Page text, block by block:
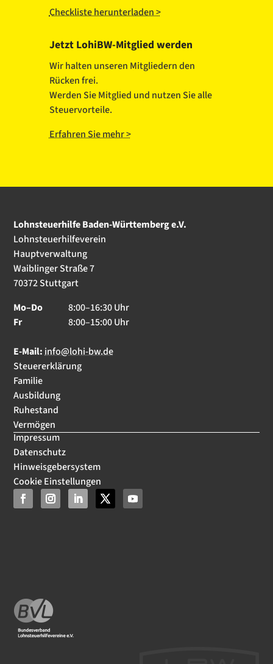
Checkliste herunterladen >
Jetzt LohiBW-Mitglied werden
Wir halten unseren Mitgliedern den
Rücken frei.
Werden Sie Mitglied und nutzen Sie alle
Steuervorteile.
Erfahren Sie mehr >
Lohnsteuerhilfe Baden-Württemberg e.V.
Lohnsteuerhilfeverein
Hauptverwaltung
Waiblinger Straße 7
70372 Stuttgart
Mo–Do
8:00–16:30 Uhr
Fr
8:00–15:00 Uhr
E-Mail: info@lohi-bw.de
Steuererklärung
Familie
Ausbildung
Ruhestand
Vermögen
Impressum
Datenschutz
Hinweisgebersystem
Cookie Einstellungen